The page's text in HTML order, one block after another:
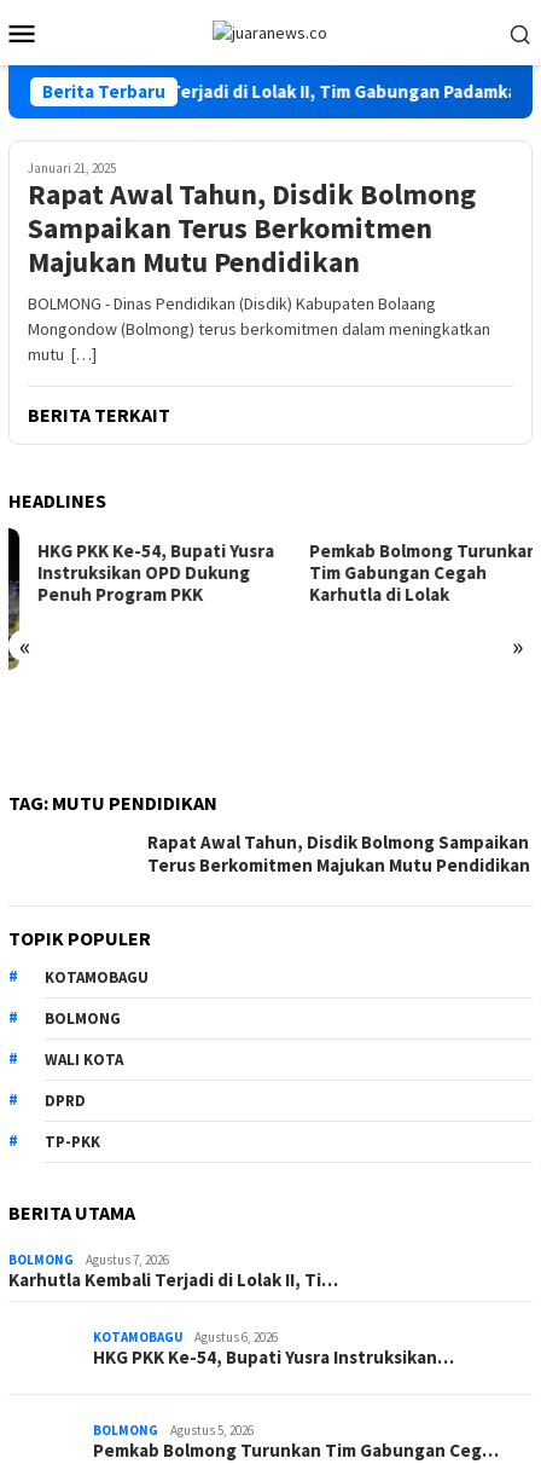
ke
kontenMobile
Berita Terbaru
Karhutla Kembali Terjadi di Lolak II, Tim Gabungan Padamkan Api
Januari 21, 2025
Rapat Awal Tahun, Disdik Bolmong
Sampaikan Terus Berkomitmen
Majukan Mutu Pendidikan
BOLMONG - Dinas Pendidikan (Disdik) Kabupaten Bolaang
Mongondow (Bolmong) terus berkomitmen dalam meningkatkan
mutu […]
BERITA TERKAIT
HEADLINES
« »
HKG PKK Ke-54, Bupati Yusra
Instruksikan OPD Dukung
Penuh Program PKK
Pemkab Bolmong Turunkan
Tim Gabungan Cegah
Karhutla di Lolak
TAG: MUTU PENDIDIKAN
Rapat Awal Tahun, Disdik Bolmong Sampaikan
Terus Berkomitmen Majukan Mutu Pendidikan
TOPIK POPULER
KOTAMOBAGU
BOLMONG
WALI KOTA
DPRD
TP-PKK
BERITA UTAMA
BOLMONG Agustus 7, 2026
Karhutla Kembali Terjadi di Lolak II, Ti…
KOTAMOBAGU Agustus 6, 2026
HKG PKK Ke-54, Bupati Yusra Instruksikan…
BOLMONG Agustus 5, 2026
Pemkab Bolmong Turunkan Tim Gabungan Ceg…